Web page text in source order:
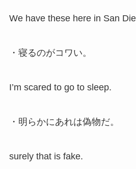
We have these here in San
・寝るのがコワい。
I’m scared to go to sleep.
・明らかにあれは偽物だ。
surely that is fake.